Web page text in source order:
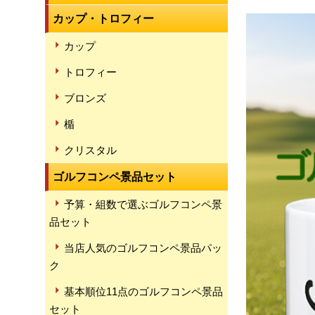
カップ・トロフィー
カップ
トロフィー
ブロンズ
楯
クリスタル
ゴルフコンペ景品セット
予算・組数で選ぶゴルフコンペ景
品セット
当店人気のゴルフコンペ景品パッ
ク
基本順位11点のゴルフコンペ景品
セット